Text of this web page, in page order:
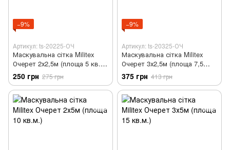
−9%
Артикул: ts-20225-ОЧ
Маскувальна сітка Militex
Очерет 2х2,5м (площа 5 кв.
м.)
250 грн 275 грн
−9%
Артикул: ts-20325-ОЧ
Маскувальна сітка Militex
Очерет 3х2,5м (площа 7,5
кв.м.)
375 грн 413 грн